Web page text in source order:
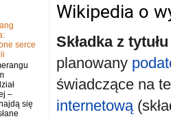
Wikipedia o
Składka z
planowany
świadczące na
internetową
serce
–
się